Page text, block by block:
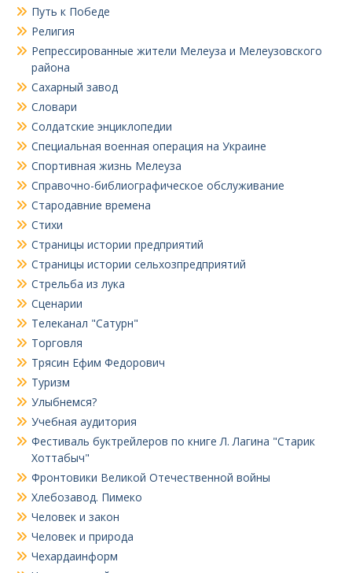
Путь к Победе
Религия
Репрессированные жители Мелеуза и Мелеузовского
района
Сахарный завод
Словари
Солдатские энциклопедии
Специальная военная операция на Украине
Спортивная жизнь Мелеуза
Справочно-библиографическое обслуживание
Стародавние времена
Стихи
Страницы истории предприятий
Страницы истории сельхозпредприятий
Стрельба из лука
Сценарии
Телеканал "Сатурн"
Торговля
Трясин Ефим Федорович
Туризм
Улыбнемся?
Учебная аудитория
Фестиваль буктрейлеров по книге Л. Лагина "Старик
Хоттабыч"
Фронтовики Великой Отечественной войны
Хлебозавод. Пимеко
Человек и закон
Человек и природа
Чехардаинформ